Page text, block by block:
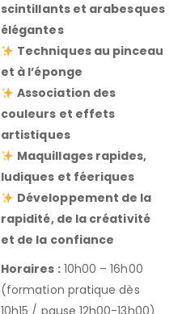
scintillants et arabesques
élégantes
Techniques au pinceau
et à l’éponge
Association des
couleurs et effets
artistiques
Maquillages rapides,
ludiques et féeriques
Développement de la
rapidité, de la créativité
et de la confiance
Horaires :10h00 – 16h00
(formation pratique dès